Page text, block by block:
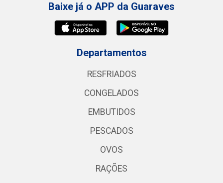
Baixe já o APP da Guaraves
Departamentos
RESFRIADOS
CONGELADOS
EMBUTIDOS
PESCADOS
OVOS
RAÇÕES